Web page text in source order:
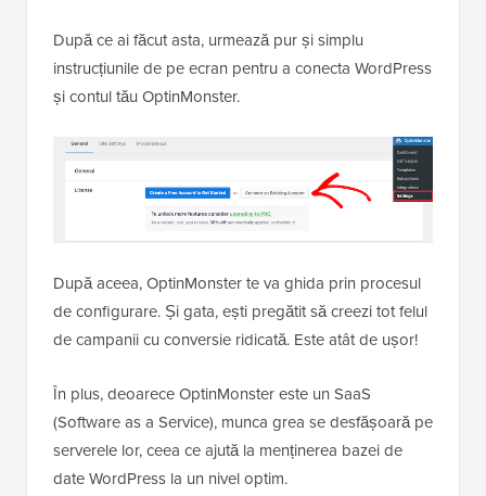
După ce ai făcut asta, urmează pur și simplu
instrucțiunile de pe ecran pentru a conecta WordPress
și contul tău OptinMonster.
După aceea, OptinMonster te va ghida prin procesul
de configurare. Și gata, ești pregătit să creezi tot felul
de campanii cu conversie ridicată. Este atât de ușor!
În plus, deoarece OptinMonster este un SaaS
(Software as a Service), munca grea se desfășoară pe
serverele lor, ceea ce ajută la menținerea bazei de
date WordPress la un nivel optim.